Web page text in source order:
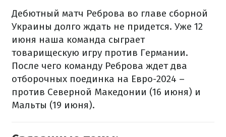
Дебютный матч Реброва во главе сборной
Украины долго ждать не придется. Уже 12
июня наша команда сыграет
товарищескую игру против Германии.
После чего команду Реброва ждет два
отборочных поединка на Евро-2024 –
против Северной Македонии (16 июня) и
Мальты (19 июня).